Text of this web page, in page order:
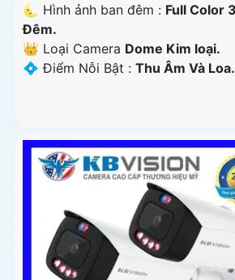
🌜 Hình ảnh ban đêm : Full Color
Ðêm.
👑 Loại Camera Dome Kim loại.
️💠 Điểm Nỗi Bật : Thu Âm Và Loa.